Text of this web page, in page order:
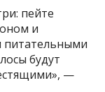
пейте
и
питательными
будут
—